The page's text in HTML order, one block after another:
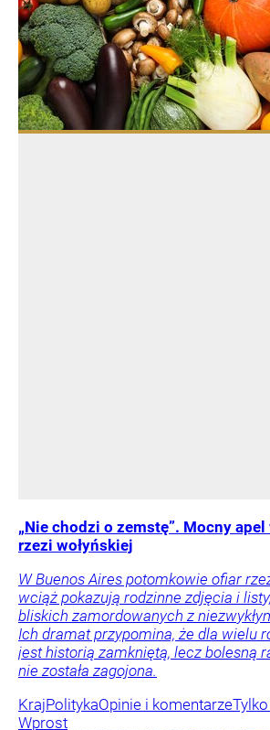
„Nie chodzi o zemstę”. Mocny
rzezi wołyńskiej
W Buenos Aires potomkowie ofiar
wciąż pokazują rodzinne zdjęcia i
bliskich zamordowanych z
Ich dramat przypomina, że dla wielu
jest historią zamkniętą, lecz bolesną
nie została zagojona.
KrajPolitykaOpinie i komentarze
Wprost